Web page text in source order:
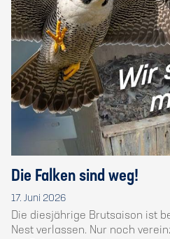
Die Falken sind weg!
17. Juni 2026
Die diesjährige Brutsaison ist
Nest verlassen. Nur noch